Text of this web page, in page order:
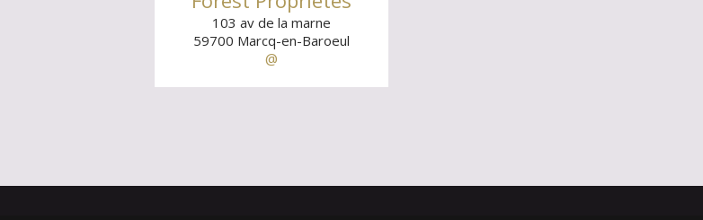
103 av de la marne
59700 Marcq-en-Baroeul
@